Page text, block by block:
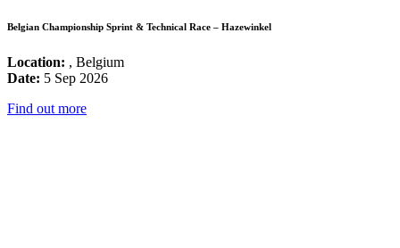
Belgian Championship Sprint & Technical Race – Hazewinkel
Location: , Belgium
Date: 5 Sep 2026
Find out more